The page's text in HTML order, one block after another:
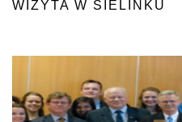
WIZYTA W SIELINKU